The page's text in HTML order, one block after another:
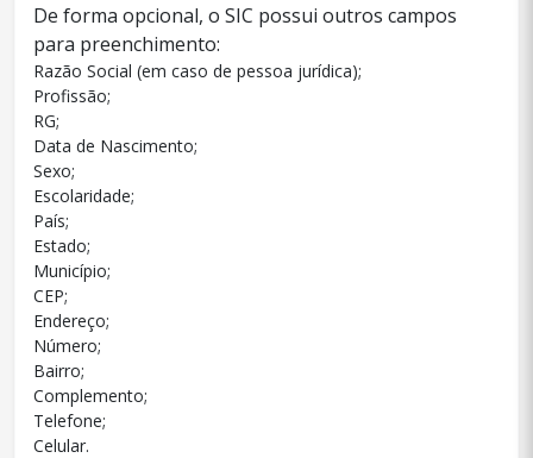
De forma opcional, o SIC possui outros campos
para preenchimento:
Razão Social (em caso de pessoa jurídica);
Profissão;
RG;
Data de Nascimento;
Sexo;
Escolaridade;
País;
Estado;
Município;
CEP;
Endereço;
Número;
Bairro;
Complemento;
Telefone;
Celular.